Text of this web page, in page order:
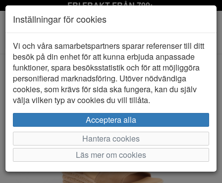
FRI FRAKT FRÅN 799:-
Toggle
navigation
HEM GABOR
Inställningar för cookies
Vi och våra samarbetspartners sparar referenser till ditt
besök på din enhet för att kunna erbjuda anpassade
funktioner, spara besöksstatistik och för att möjliggöra
personifierad marknadsföring. Utöver nödvändiga
cookies, som krävs för sida ska fungera, kan du själv
välja vilken typ av cookies du vill tillåta.
Acceptera alla
Hantera cookies
Läs mer om cookies